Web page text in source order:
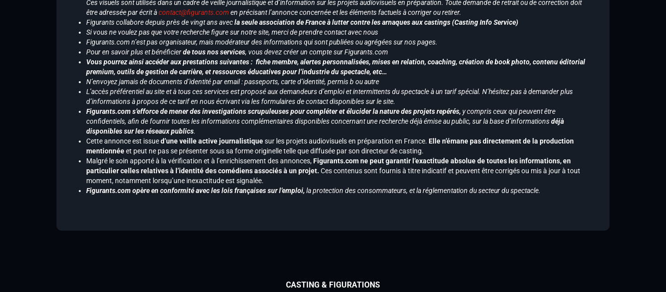
Ces visuels sont utilisés dans un cadre de veille journalistique et d’information sur les projets audiovisuels en préparation. Toute demande de retrait ou de correction doit
être adressée par écrit àcontact@figurants.com en précisant l’annonce concernée et les éléments factuels à corriger ou retirer.
Figurants collabore depuis près de vingt ans avecla seule association de France à lutter contre les arnaques aux castings (Casting Info Service)
Si vous ne voulez pas que votre recherche figure sur notre site, merci de prendre contact avec nous
Figurants.com n’est pas organisateur, mais modérateur des informations qui sont publiées ou agrégées sur nos pages.
Pour en savoir plus et bénéficierde tous nos services, vous devez créer un compte sur Figurants.com
Vous pourrez ainsi accéder aux prestations suivantes : fiche membre, alertes personnalisées, mises en relation, coaching, création de book photo, contenu éditorial
premium, outils de gestion de carrière, et ressources éducatives pour l’industrie du spectacle, etc…
N’envoyez jamais de documents d’identité par email : passeports, carte d’identité, permis b ou autre
L’accès préférentiel au site et à tous ces services est proposé aux demandeurs d’emploi et intermittents du spectacle à un tarif spécial. N’hésitez pas à demander plus
d’informations à propos de ce tarif en nous écrivant via les formulaires de contact disponibles sur le site.
Figurants.com s’efforce de mener des investigations scrupuleuses pour compléter et élucider la nature des projets repérés, y compris ceux qui peuvent être
confidentiels, afin de fournir toutes les informations complémentaires disponibles concernant une recherche déjà émise au public, sur la base d’informationsdéjà
disponibles sur les réseaux publics.
Cette annonce est issued’une veille active journalistiquesur les projets audiovisuels en préparation en France. Elle n’émane pas directement de la production
mentionnéeet peut ne pas se présenter sous sa forme originelle telle que diffusée par son directeur de casting.
Malgré le soin apporté à la vérification et à l’enrichissement des annonces,Figurants.com ne peut garantir l’exactitude absolue de toutes les informations, en
particulier celles relatives à l’identité des comédiens associés à un projet. Ces contenus sont fournis à titre indicatif et peuvent être corrigés ou mis à jour à tout
moment, notamment lorsqu’une inexactitude est signalée.
Figurants.com opère en conformité avec les lois françaises sur l’emploi, la protection des consommateurs, et la réglementation du secteur du spectacle.
CASTING & FIGURATIONS